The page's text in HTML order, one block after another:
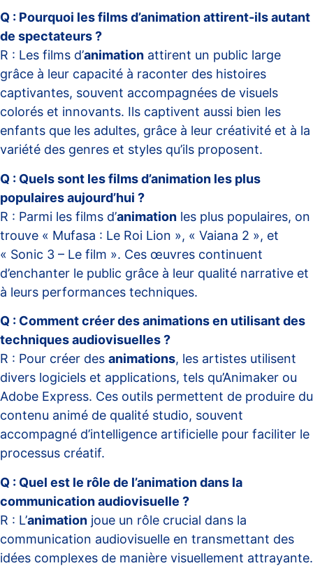
Q : Pourquoi les films d’animation attirent-ils autant
de spectateurs ?
R : Les films d’animation attirent un public large
grâce à leur capacité à raconter des histoires
captivantes, souvent accompagnées de visuels
colorés et innovants. Ils captivent aussi bien les
enfants que les adultes, grâce à leur créativité et à la
variété des genres et styles qu’ils proposent.
Q : Quels sont les films d’animation les plus
populaires aujourd’hui ?
R : Parmi les films d’animation les plus populaires, on
trouve « Mufasa : Le Roi Lion », « Vaiana 2 », et
« Sonic 3 – Le film ». Ces œuvres continuent
d’enchanter le public grâce à leur qualité narrative et
à leurs performances techniques.
Q : Comment créer des animations en utilisant des
techniques audiovisuelles ?
R : Pour créer des animations, les artistes utilisent
divers logiciels et applications, tels qu’Animaker ou
Adobe Express. Ces outils permettent de produire du
contenu animé de qualité studio, souvent
accompagné d’intelligence artificielle pour faciliter le
processus créatif.
Q : Quel est le rôle de l’animation dans la
communication audiovisuelle ?
R : L’animation joue un rôle crucial dans la
communication audiovisuelle en transmettant des
idées complexes de manière visuellement attrayante.